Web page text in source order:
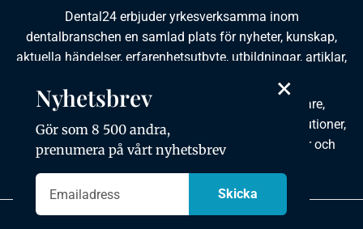
Dental24 erbjuder yrkesverksamma inom
dentalbranschen en samlad plats för nyheter, kunskap,
aktuella händelser, erfarenhetsutbyte, utbildningar, artiklar,
Dental24 produceras i samverkan med tandläkare,
tandhygienister, tandsköterskor, tandtekniker, institutioner,
kursgivare, föreningar, organisationer, leverantörer och
×
Nyhetsbrev
Gör som 8 500 andra,
prenumera på vårt nyhetsbrev